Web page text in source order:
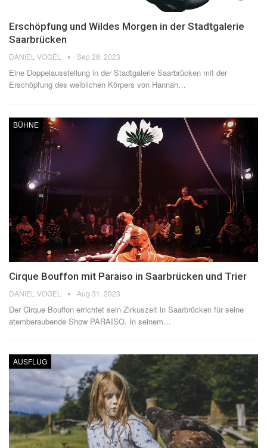
Erschöpfung und Wildes Morgen in der Stadtgalerie
Saarbrücken
DANIEL VOGEL Sep 28, 2023
Eine Doppelausstellung in der Stadtgalerie Saarbrücken mit der
Erschöpfung des weiblichen Körpers von Hannah…
BÜHNE
Cirque Bouffon mit Paraiso in Saarbrücken und Trier
DANIEL VOGEL Aug 31, 2023
Der Cirque Bouffon errichtet sein Zirkuszelt in Saarbrücken für seine
atemberaubende Show PARAISO. In seinem…
AUSFLUG